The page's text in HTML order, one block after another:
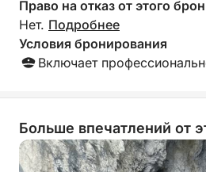
Право на отказ от этого
Нет. Подробнее
Условия бронирования
Включает
Больше впечатлений от